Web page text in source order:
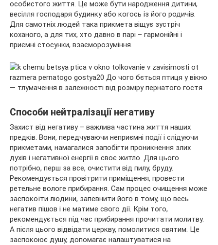
особистого життя. Це може бути народження дитини,
весілля господаря будинку або когось із його родичів.
Для самотніх людей така прикмета віщує зустріч
коханого, а для тих, хто давно в парі – гармонійні і
приємні стосунки, взаєморозуміння.
Способи нейтралізації негативу
Захист від негативу – важлива частина життя наших
предків. Вони, передчуваючи неприємні події і слідуючи
прикметами, намагалися запобігти проникнення злих
духів і негативної енергії в своє житло. Для цього
потрібно, перш за все, очистити від пилу, бруду.
Рекомендується провітрити приміщення, провести
ретельне вологе прибирання. Сам процес очищення може
заспокоїти людини, запевнити його в тому, що весь
негатив пішов і не матиме свого дії. Крім того,
рекомендується під час прибирання прочитати молитву.
А після цього відвідати церкву, помолитися святим. Це
заспокоює душу, допомагає налаштуватися на